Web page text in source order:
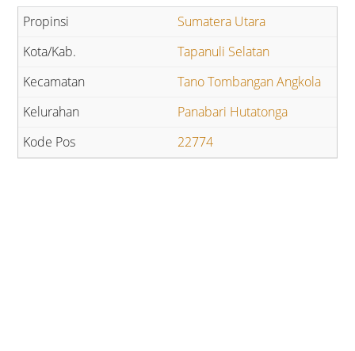
Sumatera Utara
Tapanuli Selatan
Tano Tombangan Angkola
Panabari Hutatonga
22774